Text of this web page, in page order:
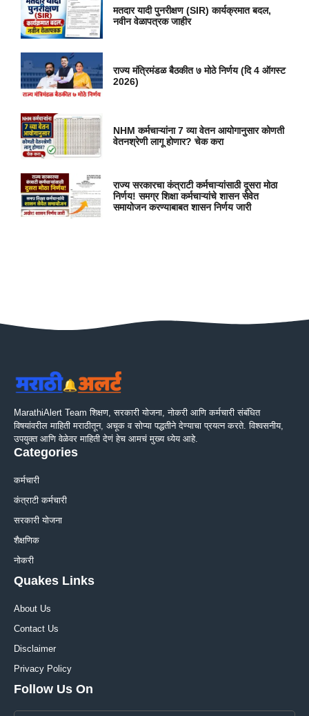
मतदार यादी पुनरीक्षण (SIR) कार्यक्रमात बदल,
नवीन वेळापत्रक जाहीर
राज्य मंत्रिमंडळ बैठकीत ७ मोठे निर्णय (दि 4 ऑगस्ट
2026)
NHM कर्मचाऱ्यांना 7 व्या वेतन आयोगानुसार कोणती
वेतनश्रेणी लागू होणार? चेक करा
राज्य सरकारचा कंत्राटी कर्मचाऱ्यांसाठी दूसरा मोठा
निर्णय! समग्र शिक्षा कर्मचाऱ्यांचे शासन सेवेत
समायोजन करण्याबाबत शासन निर्णय जारी
MarathiAlert Team शिक्षण, सरकारी योजना, नोकरी आणि कर्मचारी संबंधित
विषयांवरील माहिती मराठीतून, अचूक व सोप्या पद्धतीने देण्याचा प्रयत्न करते. विश्वसनीय,
उपयुक्त आणि वेळेवर माहिती देणं हेच आमचं मुख्य ध्येय आहे.
Categories
कर्मचारी
कंत्राटी कर्मचारी
सरकारी योजना
शैक्षणिक
नोकरी
Quakes Links
About Us
Contact Us
Disclaimer
Privacy Policy
Follow Us On